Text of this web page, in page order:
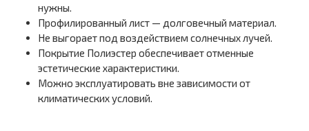
нужны.
Профилированный лист — долговечный материал.
Не выгорает под воздействием солнечных лучей.
Покрытие Полиэстер обеспечивает отменные
эстетические характеристики.
Можно эксплуатировать вне зависимости от
климатических условий.